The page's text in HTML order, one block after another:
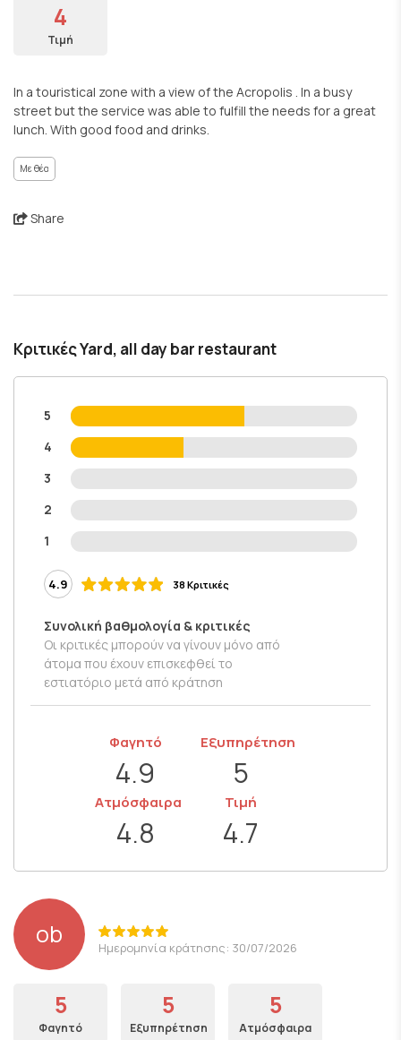
4
Τιμή
In a touristical zone with a view of the Acropolis . In a busy
street but the service was able to fulfill the needs for a great
lunch. With good food and drinks.
Με θέα
Share
Κριτικές Yard, all day bar restaurant
5
4
3
2
1
4.9 38 Κριτικές
Συνολική βαθμολογία & κριτικές
Οι κριτικές μπορούν να γίνουν μόνο από
άτομα που έχουν επισκεφθεί το
εστιατόριο μετά από κράτηση
Φαγητό
4.9
Εξυπηρέτηση
5
Ατμόσφαιρα
4.8
Τιμή
4.7
ob Ημερομηνία κράτησης: 30/07/2026
5
Φαγητό
5
Εξυπηρέτηση
5
Ατμόσφαιρα